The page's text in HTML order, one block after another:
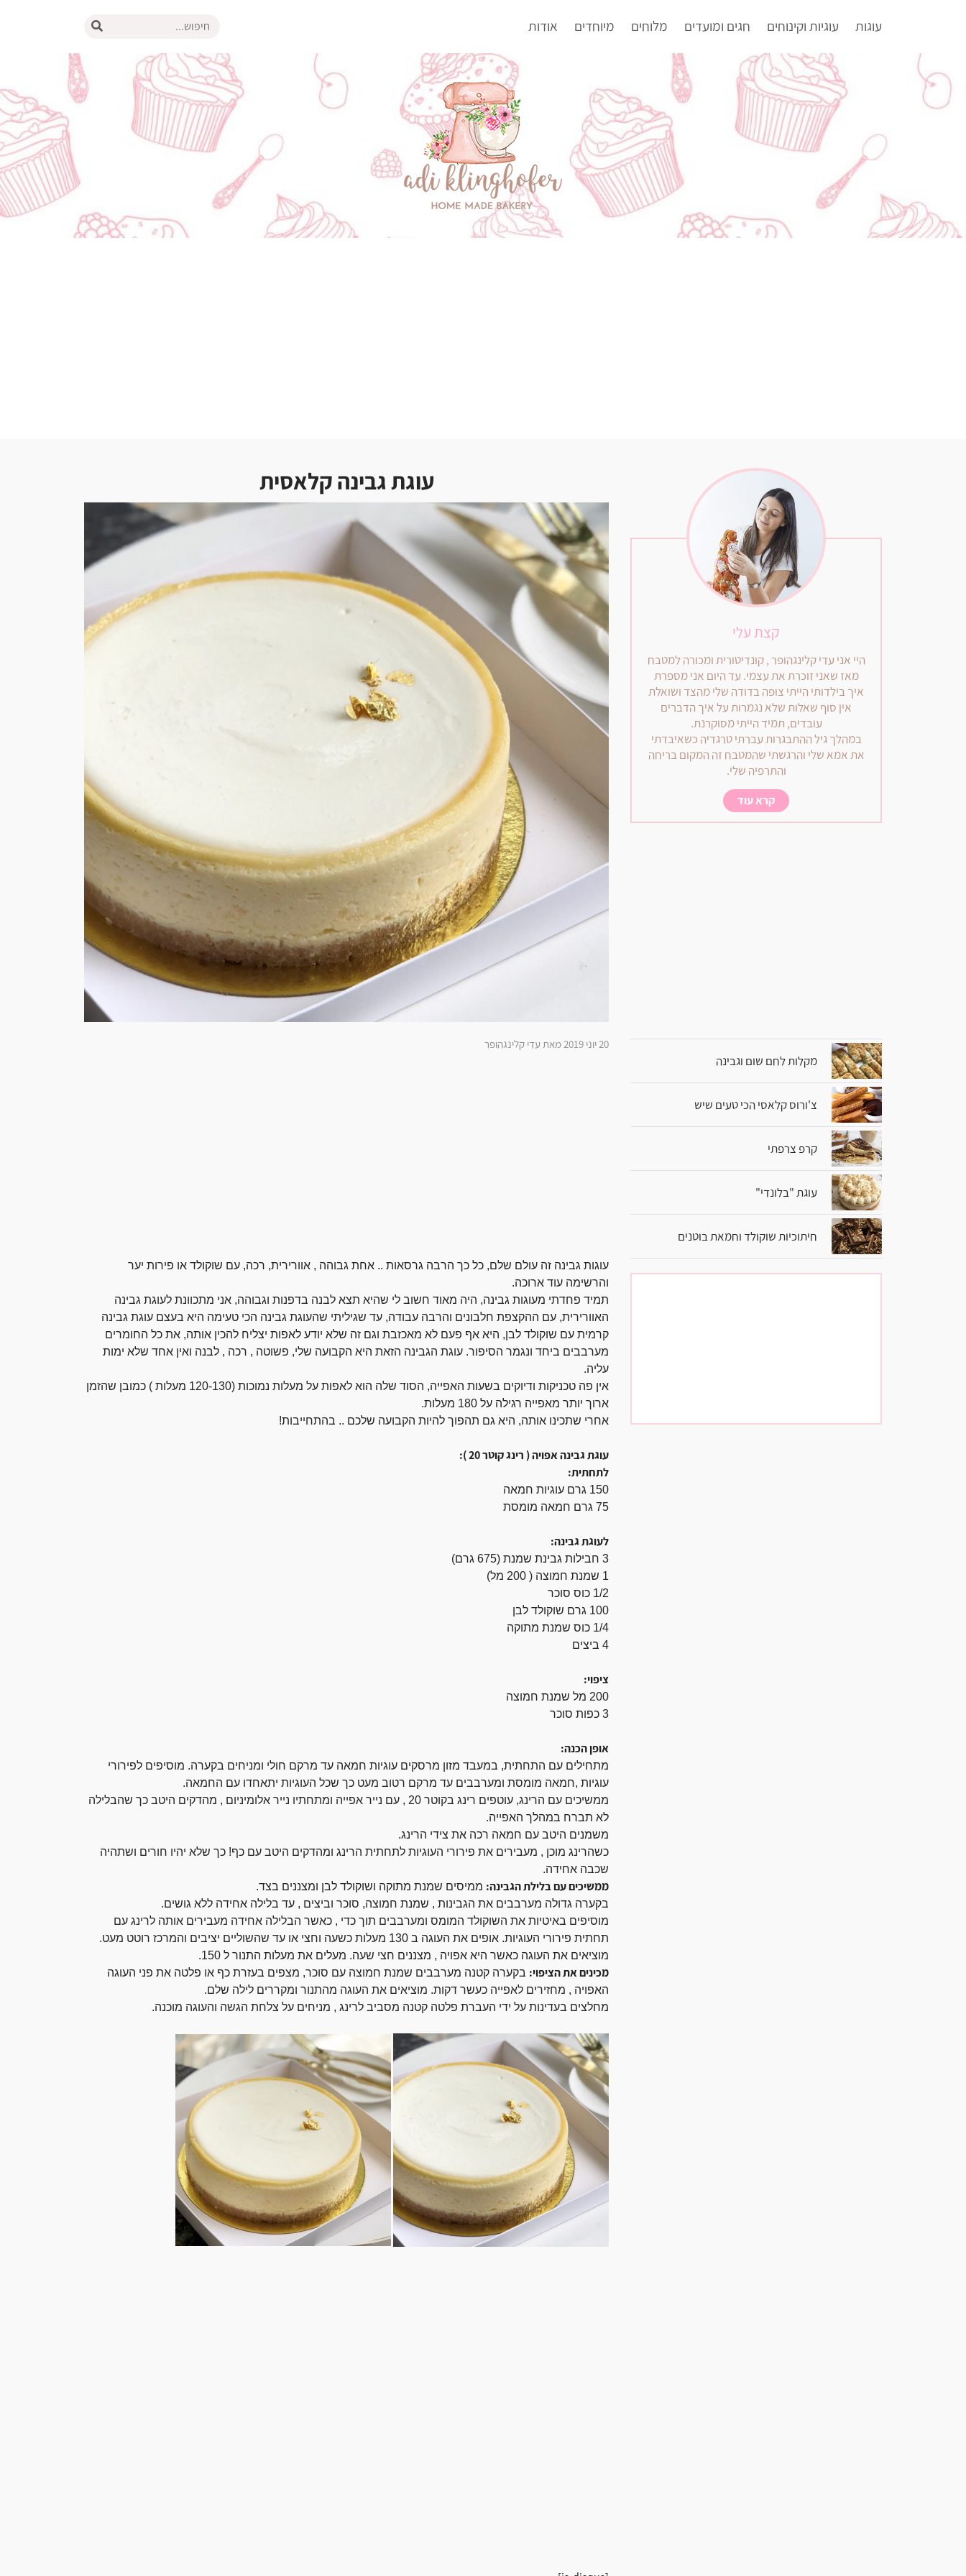
עוגות עוגיות וקינוחים חגים ומועדים מלוחים מיוחדים אודות
קצת עלי
היי אני עדי קלינגהופר , קונדיטורית ומכורה למטבח
מאז שאני זוכרת את עצמי. עד היום אני מספרת
איך בילדותי הייתי צופה בדודה שלי מהצד ושואלת
אין סוף שאלות שלא נגמרות על איך הדברים
עובדים, תמיד הייתי מסוקרנת.
במהלך גיל ההתבגרות עברתי טרגדיה כשאיבדתי
את אמא שלי והרגשתי שהמטבח זה המקום בריחה
והתרפיה שלי.
קרא עוד
מקלות לחם שום וגבינה
צ'ורוס קלאסי הכי טעים שיש
קרפ צרפתי
עוגת "בלונדי"
חיתוכיות שוקולד וחמאת בוטנים
עוגת גבינה קלאסית
20 יוני 2019 מאת עדי קלינגהופר
עוגות גבינה זה עולם שלם, כל כך הרבה גרסאות .. אחת גבוהה , אוורירית, רכה, עם שוקולד או פירות יער
והרשימה עוד ארוכה.
תמיד פחדתי מעוגות גבינה, היה מאוד חשוב לי שהיא תצא לבנה בדפנות וגבוהה, אני מתכוונת לעוגת גבינה
האוורירית, עם ההקצפת חלבונים והרבה עבודה, עד שגיליתי שהעוגת גבינה הכי טעימה היא בעצם עוגת גבינה
קרמית עם שוקולד לבן, היא אף פעם לא מאכזבת וגם זה שלא יודע לאפות יצליח להכין אותה, את כל החומרים
מערבבים ביחד ונגמר הסיפור. עוגת הגבינה הזאת היא הקבועה שלי, פשוטה , רכה , לבנה ואין אחד שלא ימות
עליה.
אין פה טכניקות ודיוקים בשעות האפייה, הסוד שלה הוא לאפות על מעלות נמוכות (120-130 מעלות ) כמובן שהזמן
ארוך יותר מאפייה רגילה על 180 מעלות.
אחרי שתכינו אותה, היא גם תהפוך להיות הקבועה שלכם .. בהתחייבות!
עוגת גבינה אפויה ( רינג קוטר 20 ):
לתחתית:
150 גרם עוגיות חמאה
75 גרם חמאה מומסת
לעוגת גבינה:
3 חבילות גבינת שמנת (675 גרם)
1 שמנת חמוצה ( 200 מל)
1/2 כוס סוכר
100 גרם שוקולד לבן
1/4 כוס שמנת מתוקה
4 ביצים
ציפוי:
200 מל שמנת חמוצה
3 כפות סוכר
אופן הכנה:
מתחילים עם התחתית, במעבד מזון מרסקים עוגיות חמאה עד מרקם חולי ומניחים בקערה. מוסיפים לפירורי
עוגיות ,חמאה מומסת ומערבבים עד מרקם רטוב מעט כך שכל העוגיות יתאחדו עם החמאה.
ממשיכים עם הרינג, עוטפים רינג בקוטר 20 , עם נייר אפייה ומתחתיו נייר אלומיניום , מהדקים היטב כך שהבלילה
לא תברח במהלך האפייה.
משמנים היטב עם חמאה רכה את צידי הרינג.
כשהרינג מוכן , מעבירים את פירורי העוגיות לתחתית הרינג ומהדקים היטב עם כף! כך שלא יהיו חורים ושתהיה
שכבה אחידה.
ממשיכים עם בלילת הגבינה: ממיסים שמנת מתוקה ושוקולד לבן ומצננים בצד.
בקערה גדולה מערבבים את הגבינות , שמנת חמוצה, סוכר וביצים , עד בלילה אחידה ללא גושים.
מוסיפים באיטיות את השוקולד המומס ומערבבים תוך כדי , כאשר הבלילה אחידה מעבירים אותה לרינג עם
תחתית פירורי העוגיות. אופים את העוגה ב 130 מעלות כשעה וחצי או עד שהשוליים יציבים והמרכז רוטט מעט.
מוציאים את העוגה כאשר היא אפויה , מצננים חצי שעה. מעלים את מעלות התנור ל 150.
מכינים את הציפוי: בקערה קטנה מערבבים שמנת חמוצה עם סוכר, מצפים בעזרת כף או פלטה את פני העוגה
האפויה , מחזירים לאפייה כעשר דקות. מוציאים את העוגה מהתנור ומקררים לילה שלם.
מחלצים בעדינות על ידי העברת פלטה קטנה מסביב לרינג , מניחים על צלחת הגשה והעוגה מוכנה.